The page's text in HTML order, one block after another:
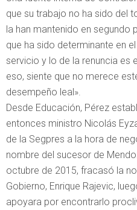
que su trabajo no ha sido del
la han mantenido en segundo
que ha sido determinante en
servicio y lo de la renuncia es
eso, siente que no merece
desempeño leal».
Desde Educación, Pérez
entonces ministro Nicolás
de la Segpres a la hora de
nombre del sucesor de
octubre de 2015, fracasó la
Gobierno, Enrique Rajevic,
apoyara por encontrarlo